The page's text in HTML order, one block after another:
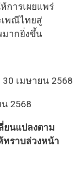
การเผยแพร่
พณีไทยสู่
มากยิ่งขึ้น
เมษายน 2568
2568
ยนแปลงตาม
ทราบล่วงหน้า